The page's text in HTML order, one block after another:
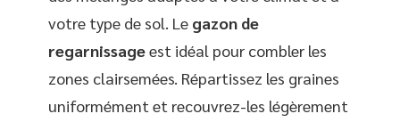
votre type de sol. Le gazon de
regarnissageest idéal pour combler les
zones clairsemées. Répartissez les graines
uniformément et recouvrez-les légèrement